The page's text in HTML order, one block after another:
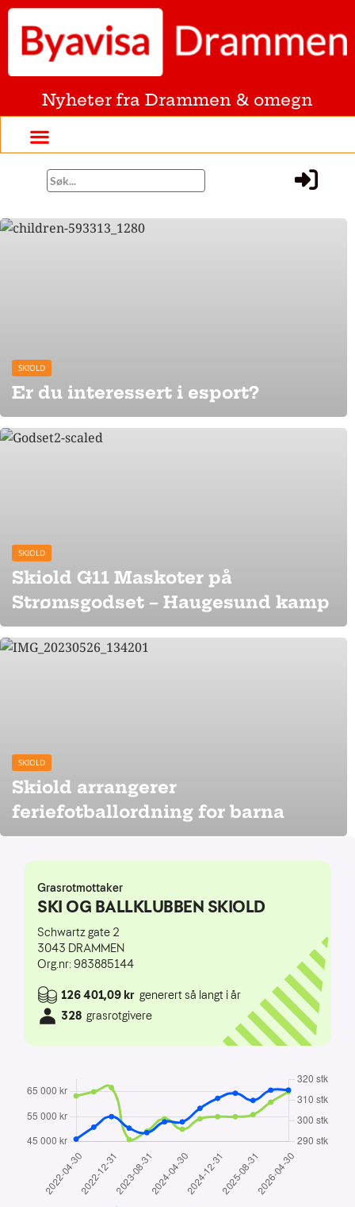
Nyheter fra Drammen & omegn
SKIOLD
Er du interessert i esport?
SKIOLD
Skiold G11 Maskoter på
Strømsgodset – Haugesund kamp
SKIOLD
Skiold arrangerer
feriefotballordning for barna